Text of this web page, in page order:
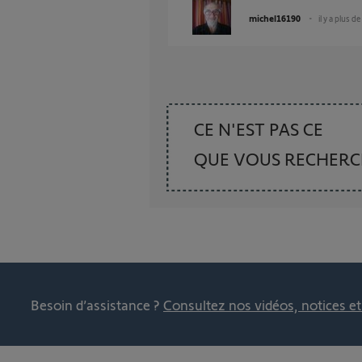
michel16190 il y a plus
CE N'EST PAS CE
QUE VOUS
Besoin d’assistance ? Consultez nos vidéos, notices